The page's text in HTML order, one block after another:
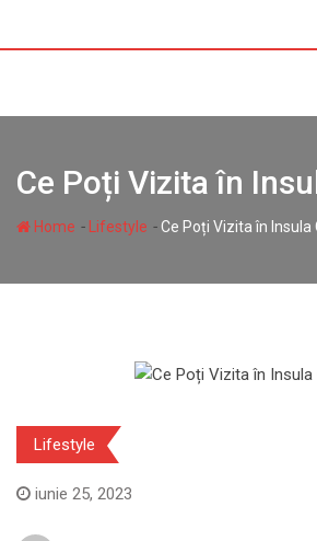
Ce Poți Vizita în
Home - Lifestyle -Ce Poți Vizita în Insula
Lifestyle
iunie 25, 2023